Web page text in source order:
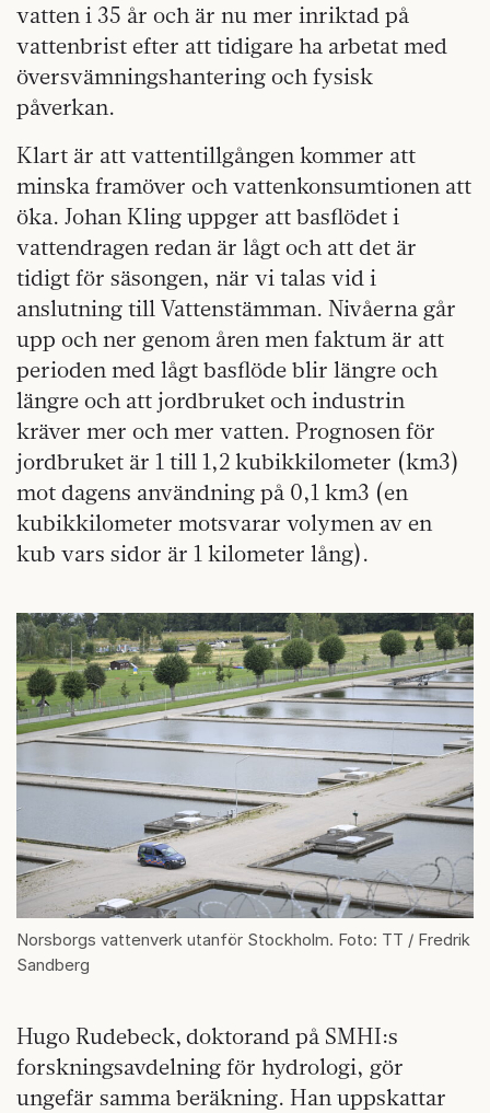
vatten i 35 år och är nu mer inriktad på
vattenbrist efter att tidigare ha arbetat med
översvämningshantering och fysisk
påverkan.
Klart är att vattentillgången kommer att
minska framöver och vattenkonsumtionen att
öka. Johan Kling uppger att basflödet i
vattendragen redan är lågt och att det är
tidigt för säsongen, när vi talas vid i
anslutning till Vattenstämman. Nivåerna går
upp och ner genom åren men faktum är att
perioden med lågt basflöde blir längre och
längre och att jordbruket och industrin
kräver mer och mer vatten. Prognosen för
jordbruket är 1 till 1,2 kubikkilometer (km3)
mot dagens användning på 0,1 km3 (en
kubikkilometer motsvarar volymen av en
kub vars sidor är 1 kilometer lång).
Norsborgs vattenverk utanför Stockholm. Foto: TT / Fredrik
Sandberg
Hugo Rudebeck, doktorand på SMHI:s
forskningsavdelning för hydrologi, gör
ungefär samma beräkning. Han uppskattar